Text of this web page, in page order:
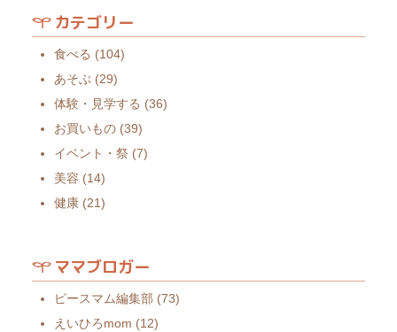
カテゴリー
食べる (104)
あそぶ(29)
体験・見学する (36)
お買いもの(39)
イベント・祭 (7)
美容 (14)
健康(21)
ママブロガー
ピースマム編集部 (73)
えいひろmom (12)